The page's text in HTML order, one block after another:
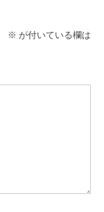
※ が付いている欄は